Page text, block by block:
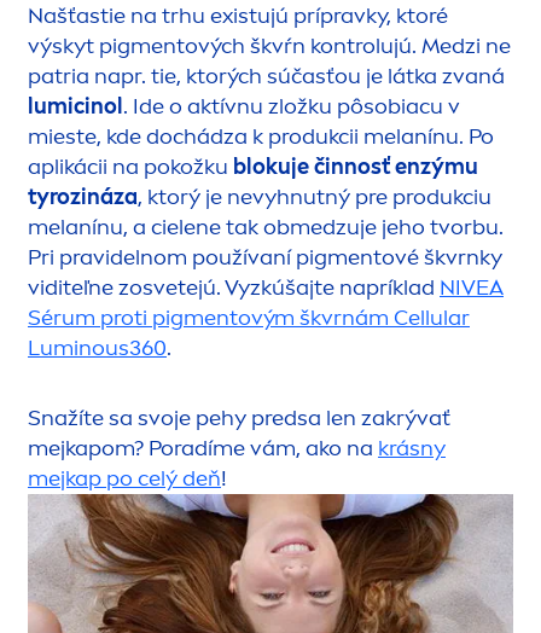
Našťastie na trhu existujú prípravky, ktoré
výskyt pigmentových škvŕn kontrolujú. Medzi ne
patria napr. tie, ktorých súčasťou je látka zvaná
lumicinol. Ide o aktívnu zložku pôsobiacu v
mieste, kde dochádza k produkcii melanínu. Po
aplikácii na pokožku blokuje činnosť enzýmu
tyrozináza, ktorý je nevyhnutný pre produkciu
melanínu, a cielene tak obmedzuje jeho tvorbu.
Pri pravidelnom používaní pigmentové škvrnky
viditeľne zosvetejú. Vyzkúšajte napríklad NIVEA
Sérum proti pigmentovým škvrnám Cellular
Luminous360.
Snažíte sa svoje pehy predsa len zakrývať
mejkapom? Poradíme vám, ako na krásny
mejkap po celý deň!